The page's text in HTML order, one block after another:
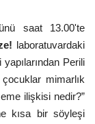
saat 13.00'te
laboratuvardaki
Perili
mimarlık
ilişkisi nedir?”
kısa bir söyleşi